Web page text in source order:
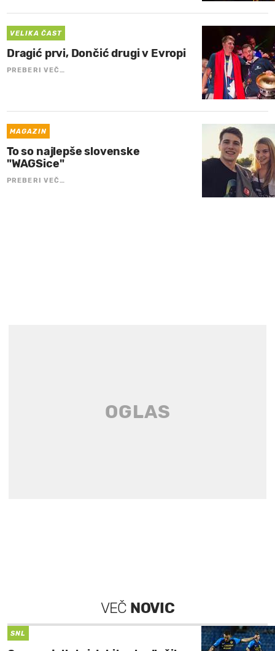
VELIKA ČAST
Dragić prvi, Dončić drugi v Evropi
PREBERI VEČ…
MAGAZIN
To so najlepše slovenske
"WAGSice"
PREBERI VEČ…
VEČ NOVIC
SNL